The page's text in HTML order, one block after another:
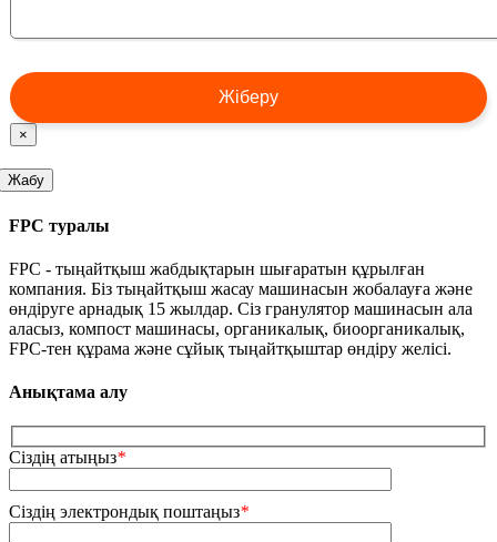
×
Жабу
FPC туралы
FPC - тыңайтқыш жабдықтарын шығаратын құрылған
компания. Біз тыңайтқыш жасау машинасын жобалауға және
өндіруге арнадық 15 жылдар. Сіз гранулятор машинасын ала
аласыз, компост машинасы, органикалық, биоорганикалық,
FPC-тен құрама және сұйық тыңайтқыштар өндіру желісі.
Анықтама алу
Сіздің атыңыз*
Сіздің электрондық поштаңыз*